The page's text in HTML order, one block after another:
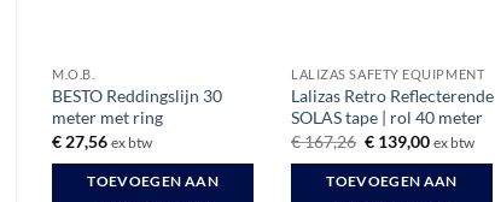
M.O.B.
BESTO Reddingslijn 30
meter met ring
€ 27,56 ex btw
TOEVOEGEN AAN
LALIZAS SAFETY EQUIPMENT
Lalizas Retro Reflecterende
SOLAS tape | rol 40 meter
€167,26 Oorspronkelijke
was:
€ 167,26.
€ 139,00Huidige
is:
€ 139,00.
ex btw
TOEVOEGEN AAN